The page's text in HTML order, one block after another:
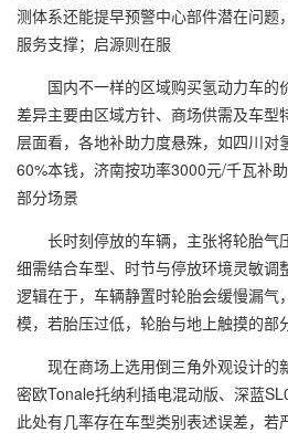
测体系还能提早预警中心部件潜在问题
服务支撑；启源则在服
国内不一样的区域购买氢动力车的
差异主要由区域方针、商场供需及车型
层面看，各地补助力度悬殊，如四川对
60%本钱，济南按功率3000元/千瓦补
部分场景
长时刻停放的车辆，主张将轮胎气
细需结合车型、时节与停放环境灵敏调
逻辑在于，车辆静置时轮胎会缓慢漏气
模，若胎压过低，轮胎与地上触摸的部
现在商场上选用倒三角外观设计的
密欧Tonale托纳利插电混动版、深蓝
此处有几率存在车型类别表述误差，若